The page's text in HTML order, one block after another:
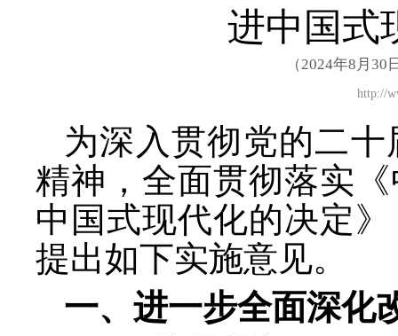
进中国式
（2024年8月
http://
为深入贯彻党的二
精神，全面贯彻落实
中国式现代化的决定
提出如下实施意见。
一、进一步全面深化